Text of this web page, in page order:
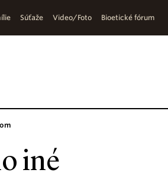
Súťaže Video/Foto Bioetické fórum
iné